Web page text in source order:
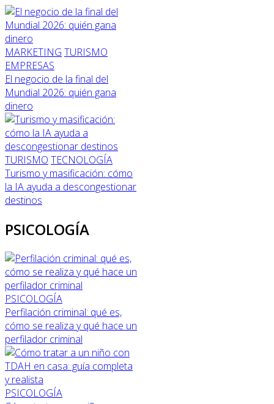
MARKETING TURISMO
EMPRESAS
El negocio de la final del
Mundial 2026: quién gana
dinero
TURISMO TECNOLOGÍA
Turismo y masificación: cómo
la IA ayuda a descongestionar
destinos
PSICOLOGÍA
PSICOLOGÍA
Perfilación criminal: qué es,
cómo se realiza y qué hace un
perfilador criminal
PSICOLOGÍA